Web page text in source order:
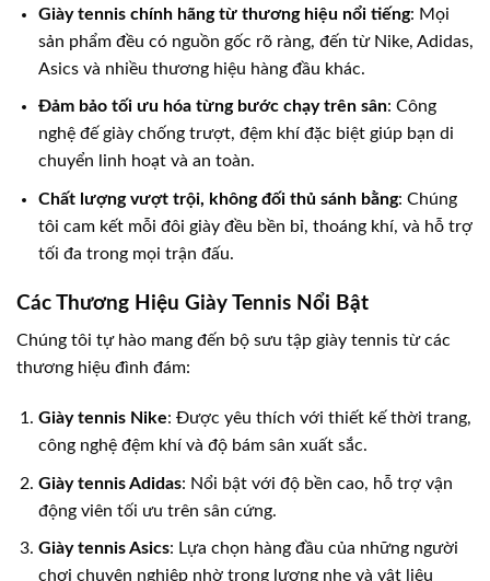
Giày tennis chính hãng từ thương hiệu nổi tiếng: Mọi
sản phẩm đều có nguồn gốc rõ ràng, đến từ Nike, Adidas,
Asics và nhiều thương hiệu hàng đầu khác.
Đảm bảo tối ưu hóa từng bước chạy trên sân: Công
nghệ đế giày chống trượt, đệm khí đặc biệt giúp bạn di
chuyển linh hoạt và an toàn.
Chất lượng vượt trội, không đối thủ sánh bằng: Chúng
tôi cam kết mỗi đôi giày đều bền bỉ, thoáng khí, và hỗ trợ
tối đa trong mọi trận đấu.
Các Thương Hiệu Giày Tennis Nổi Bật
Chúng tôi tự hào mang đến bộ sưu tập giày tennis từ các
thương hiệu đình đám:
Giày tennis Nike: Được yêu thích với thiết kế thời trang,
công nghệ đệm khí và độ bám sân xuất sắc.
Giày tennis Adidas: Nổi bật với độ bền cao, hỗ trợ vận
động viên tối ưu trên sân cứng.
Giày tennis Asics: Lựa chọn hàng đầu của những người
chơi chuyên nghiệp nhờ trọng lượng nhẹ và vật liệu